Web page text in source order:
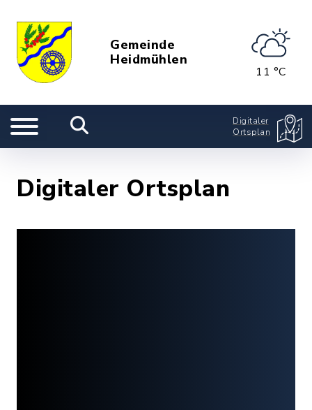
Gemeinde
Heidmühlen
11 °C
Digitaler
Ortsplan
Digitaler Ortsplan